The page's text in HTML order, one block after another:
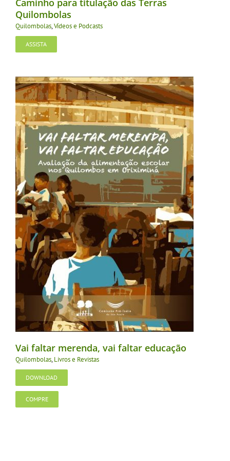
Caminho para titulação das Terras
Quilombolas
Quilombolas,Vídeos e Podcasts
ASSISTA
Vai faltar merenda, vai faltar educação
Quilombolas,Livros e Revistas
DOWNLOAD
COMPRE